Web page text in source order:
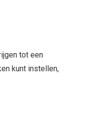
tot een
kunt instellen,